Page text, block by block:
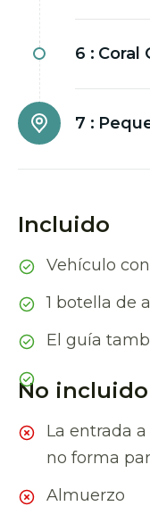
6 : Coral
7 :
Incluido
Vehículo
1 botella de
El guía
No incluido
La entrada
no forma
Almuerzo